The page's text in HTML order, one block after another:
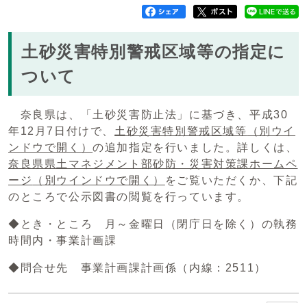
土砂災害特別警戒区域等の指定に
ついて
奈良県は、「土砂災害防止法」に基づき、平成30
年12月7日付けで、 土砂災害特別警戒区域等 （別ウイ
ンドウで開く）の追加指定を行いました。詳しくは、
奈良県県土マネジメント部砂防・災害対策課ホームペ
ージ
（別ウインドウで開く）
をご覧いただくか、下記
のところで公示図書の閲覧を行っています。
◆とき・ところ 月～金曜日（閉庁日を除く）の執務
時間内・事業計画課
◆問合せ先 事業計画課計画係（内線：2511）